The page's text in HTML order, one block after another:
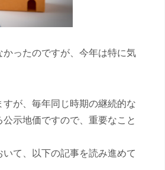
ったのですが、今年は特に気
が、毎年同じ時期の継続的な
示地価ですので、重要なこと
て、以下の記事を読み進めて